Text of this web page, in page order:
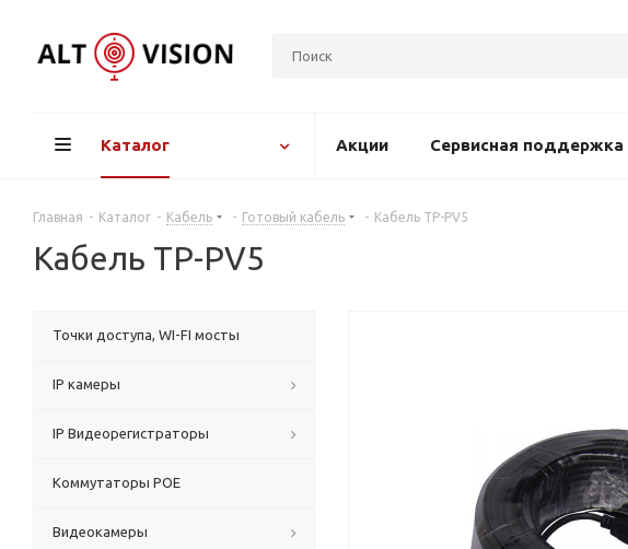
Каталог Акции Сервисная поддержка
Главная - Каталог - Кабель - Готовый кабель - Кабель TP-PV5
Кабель TP-PV5
Точки доступа, WI-FI мосты
IP камеры
IP Видеорегистраторы
Коммутаторы POE
Видеокамеры